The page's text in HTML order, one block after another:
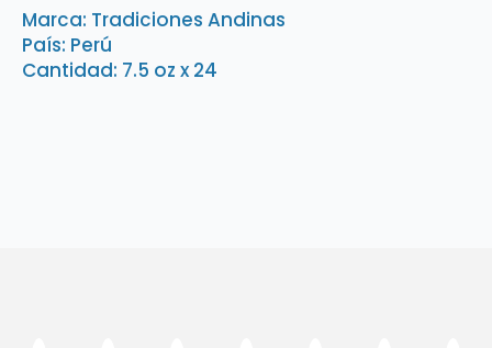
x
24
quantity
Marca: Tradiciones Andinas
País: Perú
Cantidad: 7.5 oz x 24